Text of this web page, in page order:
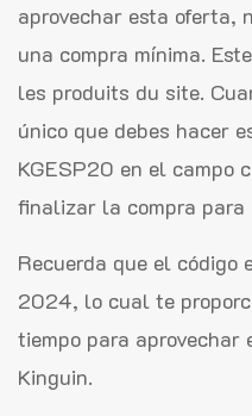
aprovechar esta oferta,
una compra mínima.
les produits du site.
único que debes hacer
KGESP20 en el campo
finalizar la compra
Recuerda que el
2024, lo cual te
tiempo para aprovechar
Kinguin.